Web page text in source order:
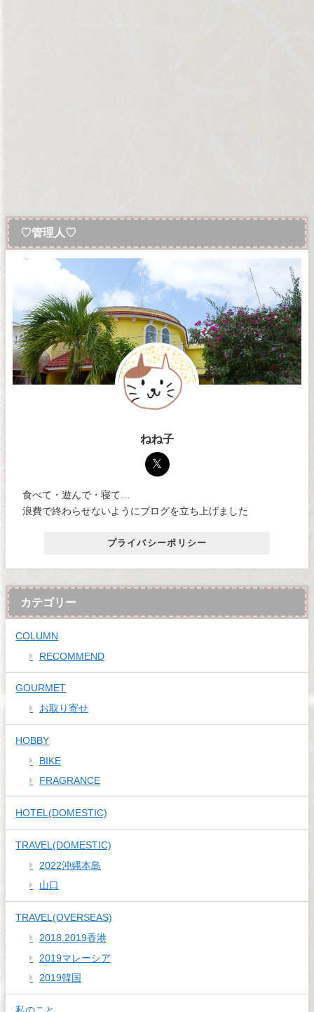
♡管理人♡
ねね子
食べて・遊んで・寝て…
浪費で終わらせないようにブログを立ち上げました
プライバシーポリシー
カテゴリー
COLUMN
RECOMMEND
GOURMET
お取り寄せ
HOBBY
BIKE
FRAGRANCE
HOTEL(DOMESTIC)
TRAVEL(DOMESTIC)
2022沖縄本島
山口
TRAVEL(OVERSEAS)
2018.2019香港
2019マレーシア
2019韓国